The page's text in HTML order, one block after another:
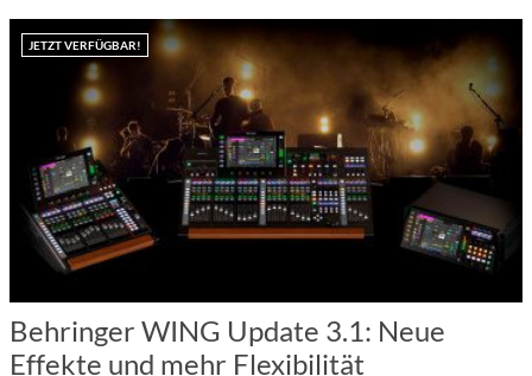
JETZT VERFÜGBAR!
Behringer WING Update 3.1: Neue
Effekte und mehr Flexibilität